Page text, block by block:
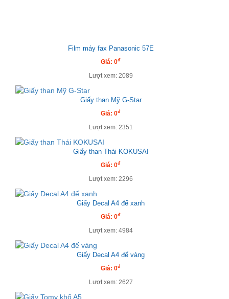
Film máy fax Panasonic 57E
Giá: 0đ
Lượt xem: 2089
Giấy than Mỹ G-Star
Giá: 0đ
Lượt xem: 2351
Giấy than Thái KOKUSAI
Giá: 0đ
Lượt xem: 2296
Giấy Decal A4 đế xanh
Giá: 0đ
Lượt xem: 4984
Giấy Decal A4 đế vàng
Giá: 0đ
Lượt xem: 2627